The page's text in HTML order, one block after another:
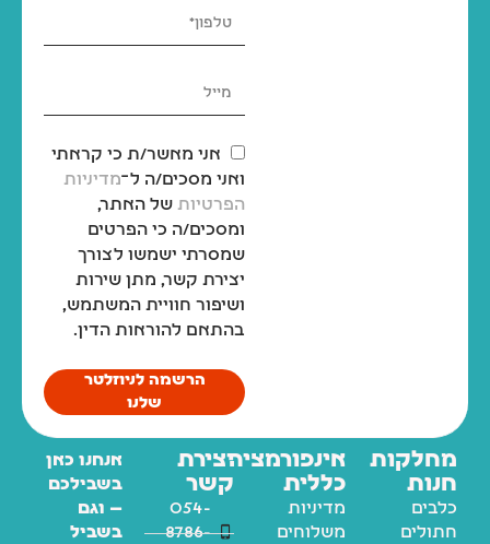
אני מאשר/ת כי קראתי
ואני מסכים/ה ל־מדיניות
הפרטיות של האתר,
ומסכים/ה כי הפרטים
שמסרתי ישמשו לצורך
יצירת קשר, מתן שירות
ושיפור חוויית המשתמש,
בהתאם להוראות הדין.
הרשמה לניוזלטר
שלנו
מחלקות
חנות
כלבים
חתולים
אינפורמציה
כללית
מדיניות
משלוחים
יצירת
קשר
054-
8786-
אנחנו כאן
בשבילכם
— וגם
בשביל